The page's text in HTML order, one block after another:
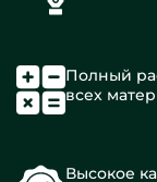
Полный
всех
Высокое